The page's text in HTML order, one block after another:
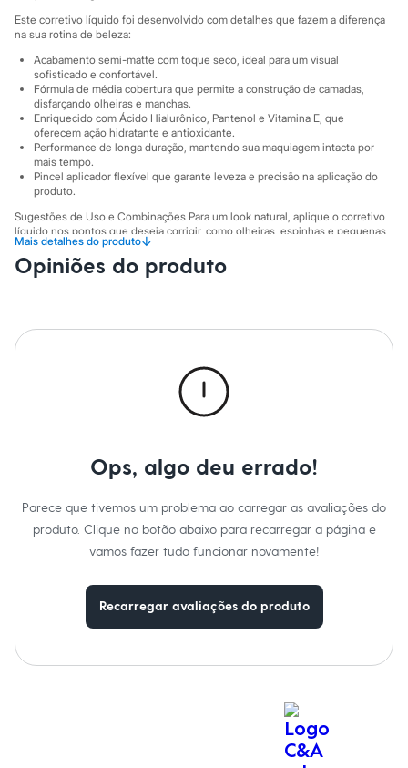
Acessórios
Blusas
Calçados
Leggings
Shorts e Bermudas
Tops
Moda íntima
Calcinhas
Cintas e Modeladores
Meias
Pijamas
Sutiãs e Tops
Moda praia
Biquínis
Maiôs
Saídas de praia
Personagens
Plus size
Casacos e Jaquetas
Jeans
Roupas
Bermudas
Camisas
Casacos e Jaquetas
Bolsas e Mochilas
Chapéus e Bonés
Este corretivo líquido foi desenvolvido com detalhes que fazem a diferença
na sua rotina de beleza:
Acabamento semi-matte com toque seco, ideal para um visual
sofisticado e confortável.
Fórmula de média cobertura que permite a construção de camadas,
disfarçando olheiras e manchas.
Enriquecido com Ácido Hialurônico, Pantenol e Vitamina E, que
oferecem ação hidratante e antioxidante.
Performance de longa duração, mantendo sua maquiagem intacta por
mais tempo.
Pincel aplicador flexível que garante leveza e precisão na aplicação do
produto.
Sugestões de Uso e Combinações Para um look natural, aplique o corretivo
líquido nos pontos que deseja corrigir, como olheiras, espinhas e pequenas
manchas. Use as pontas dos dedos, um pincel ou uma esponjinha para
espalhar o produto com leves batidinhas até obter um efeito uniforme. Ele
pode ser usado antes ou depois da base para potencializar a cobertura e
A gente se encontra na C&A! ❤
Mais detalhes do produto↓
Opiniões do produto
Ops, algo deu errado!
Parece que tivemos um problema ao carregar as avaliações do
produto. Clique no botão abaixo para recarregar a página e
vamos fazer tudo funcionar novamente!
Recarregar avaliações do produto